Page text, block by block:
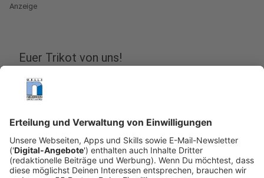
Anzeige
Euer Trikot von uns!
Anzeige
Gemeinsam mit Sport Reol aus Krefeld suchen wir
Trikotsatz für Euer Team gewinnen möchtet. Wir
statten Euch mit einem Satz aus und ihr habt den
größten Erfolg in der kommenden Saison. Und genau